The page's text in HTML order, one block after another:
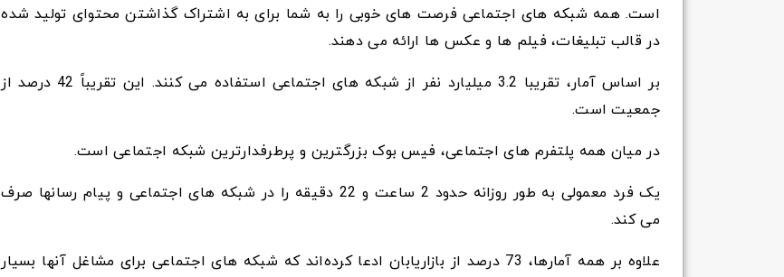
است. همه شبکه های اجتماعی فرصت های خوبی را به شما برای به اشتراک گذاشتن محتوای تولید شده
در قالب تبلیغات، فیلم ها و عکس ها ارائه می دهند.
بر اساس آمار، تقریبا 3.2 میلیارد نفر از شبکه های اجتماعی استفاده می کنند. این تقریباً 42 درصد از
جمعیت است.
در میان همه پلتفرم های اجتماعی، فیس بوک بزرگترین و پرطرفدارترین شبکه اجتماعی است.
یک فرد معمولی به طور روزانه حدود 2 ساعت و 22 دقیقه را در شبکه های اجتماعی و پیام رسانها صرف
می کند.
علاوه بر همه آمارها، 73 درصد از بازاریابان ادعا کرده‌اند که شبکه های اجتماعی برای مشاغل آنها بسیار